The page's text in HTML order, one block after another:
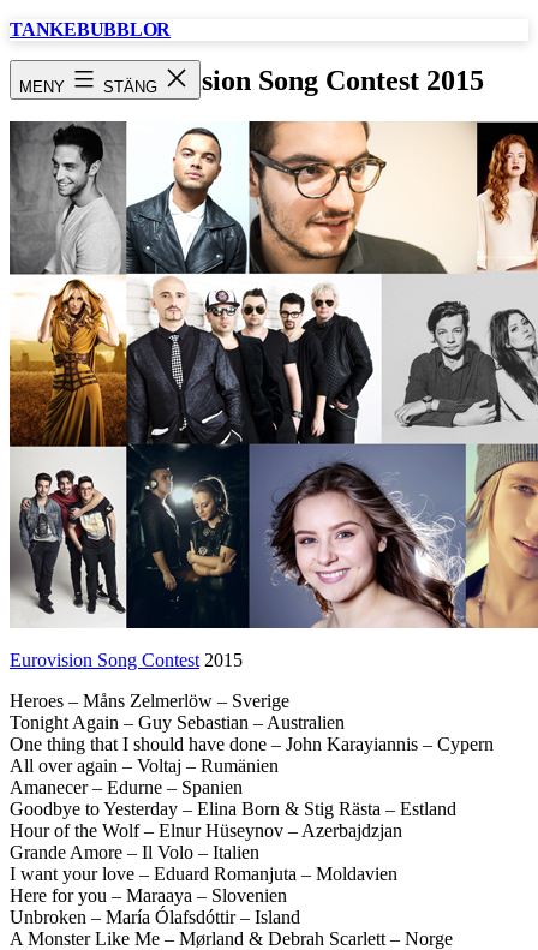
Hoppa
TANKEBUBBLOR
MENY STÄNG
ESC Eurovision Song Contest 2015
Eurovision Song Contest 2015
Heroes – Måns Zelmerlöw – Sverige
Tonight Again – Guy Sebastian – Australien
One thing that I should have done – John Karayiannis – Cypern
All over again – Voltaj – Rumänien
Amanecer – Edurne – Spanien
Goodbye to Yesterday – Elina Born & Stig Rästa – Estland
Hour of the Wolf – Elnur Hüseynov – Azerbajdzjan
Grande Amore – Il Volo – Italien
I want your love – Eduard Romanjuta – Moldavien
Here for you – Maraaya – Slovenien
Unbroken – María Ólafsdóttir – Island
A Monster Like Me – Mørland & Debrah Scarlett – Norge